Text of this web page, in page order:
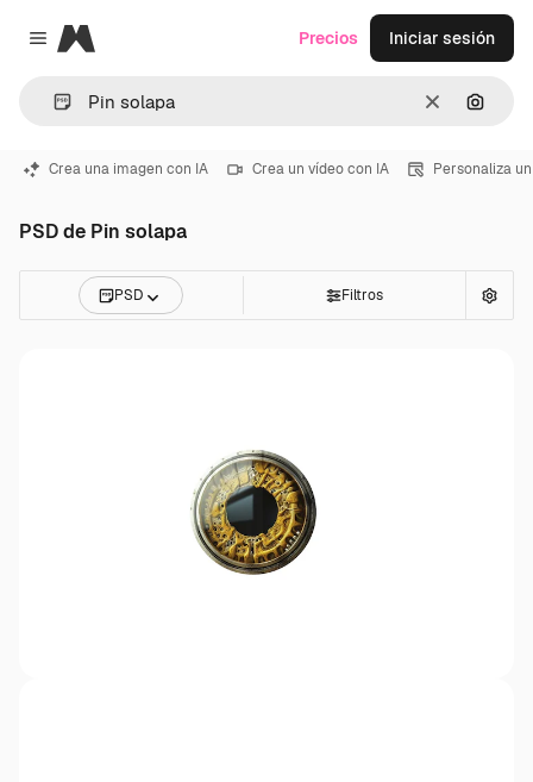
Close menu
Magnific
Borrar
Precios Iniciar sesión
Crea una imagen con IA Crea un vídeo con IA Personaliza
PSD de Pin solapa
PSD Filtros